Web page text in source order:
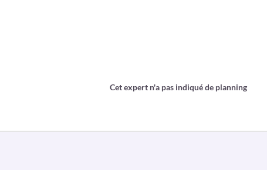
Cet expert n'a pas indiqué de planning